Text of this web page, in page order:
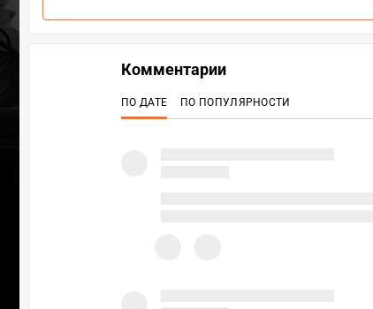
Комментарии
ПО ДАТЕ ПО ПОПУЛЯРНОСТИ